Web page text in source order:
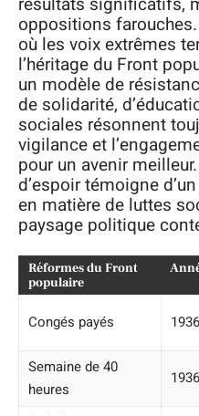
oppositions
où les voix extrêmes
l’héritage du Front
un modèle de
de solidarité,
sociales résonnent
vigilance et
pour un avenir
d’espoir témoigne
en matière de luttes
paysage politique
Réformes du Front
populaire
Congés payés 1936
Semaine de 40
heures
1936